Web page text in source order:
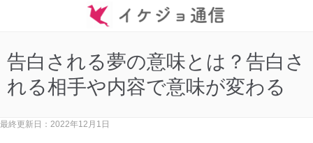
告白される夢の意味とは？告白さ
れる相手や内容で意味が変わる
最終更新日：2022年12月1日